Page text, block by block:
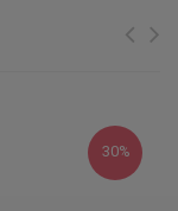
30%